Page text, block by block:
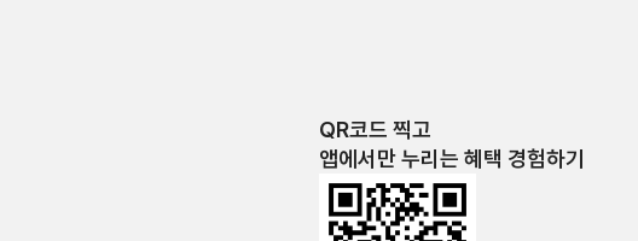
QR코드 찍고
앱에서만 누리는 혜택 경험하기